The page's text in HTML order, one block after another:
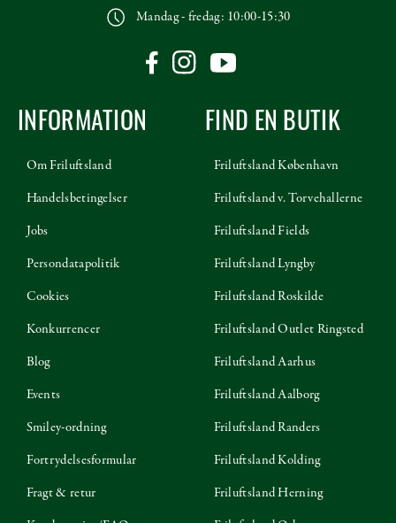
Mandag - fredag: 10:00-15:30
INFORMATION
Om Friluftsland
Handelsbetingelser
Jobs
Persondatapolitik
Cookies
Konkurrencer
Blog
Events
Smiley-ordning
Fortrydelsesformular
Fragt & retur
FIND EN BUTIK
Friluftsland København
Friluftsland v. Torvehallerne
Friluftsland Fields
Friluftsland Lyngby
Friluftsland Roskilde
Friluftsland Outlet Ringsted
Friluftsland Aarhus
Friluftsland Aalborg
Friluftsland Randers
Friluftsland Kolding
Friluftsland Herning